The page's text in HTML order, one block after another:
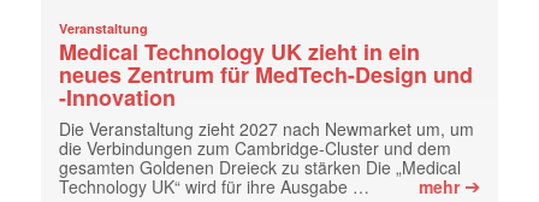
Veranstaltung
Medical Technology UK zieht in ein
neues Zentrum für MedTech-Design und
-Innovation
Die Veranstaltung zieht 2027 nach Newmarket um, um
die Verbindungen zum Cambridge-Cluster und dem
gesamten Goldenen Dreieck zu stärken Die „Medical
Technology UK“ wird für ihre Ausgabe …
mehr➔